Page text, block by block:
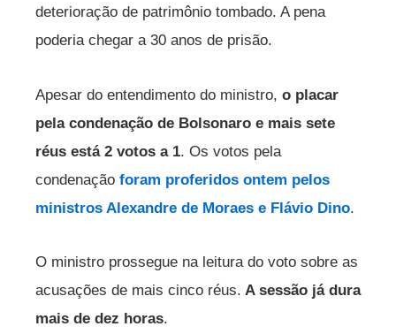
deterioração de patrimônio tombado. A pena
poderia chegar a 30 anos de prisão.
Apesar do entendimento do ministro, o placar
pela condenação de Bolsonaro e mais sete
réus está 2 votos a 1. Os votos pela
condenação foram proferidos ontem pelos
ministros Alexandre de Moraes e Flávio Dino.
O ministro prossegue na leitura do voto sobre as
acusações de mais cinco réus. A sessão já dura
mais de dez horas.